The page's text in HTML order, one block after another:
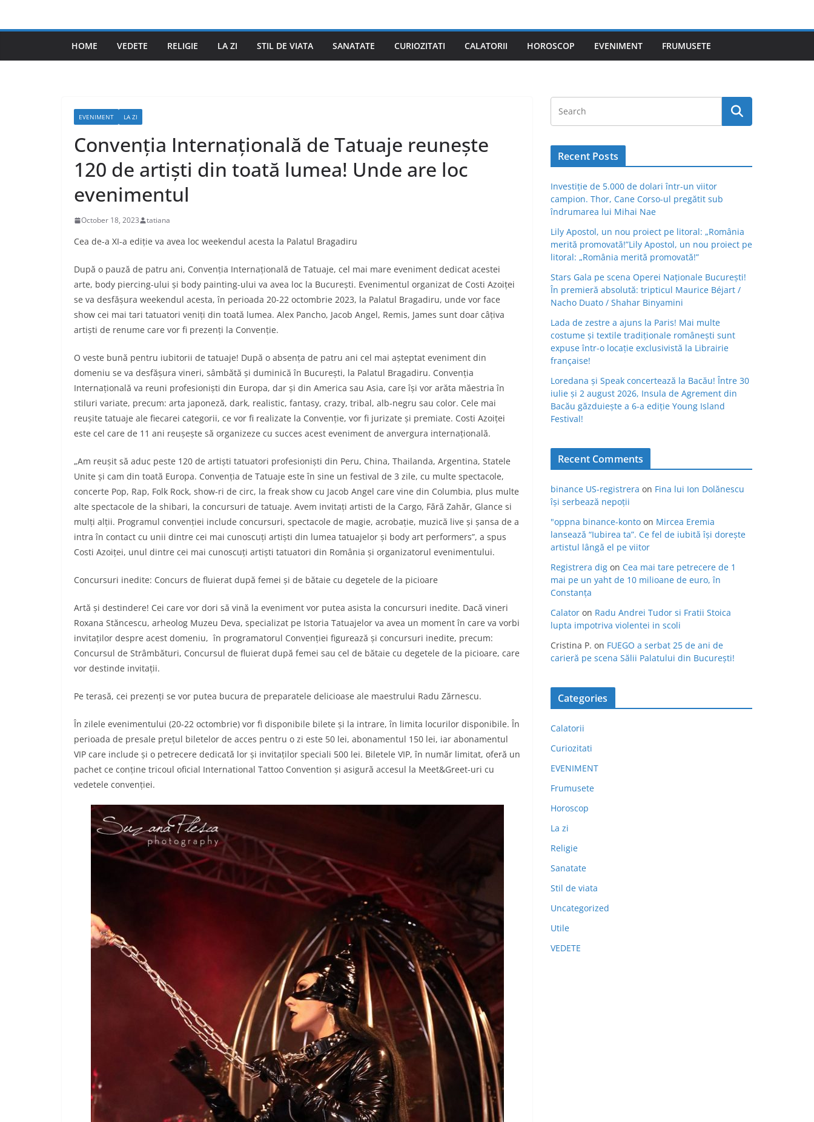
HOME VEDETE RELIGIE LA ZI STIL DE VIATA SANATATE CURIOZITATI CALATORII HOROSCOP EVENIMENT FRUMUSETE
EVENIMENT LA ZI
Convenția Internațională de Tatuaje reunește
120 de artiști din toată lumea! Unde are loc
evenimentul
October 18, 2023 tatiana
Cea de-a XI-a ediție va avea loc weekendul acesta la Palatul Bragadiru
După o pauză de patru ani, Convenția Internațională de Tatuaje, cel mai mare eveniment dedicat acestei
arte, body piercing-ului și body painting-ului va avea loc la București. Evenimentul organizat de Costi Azoiței
se va desfășura weekendul acesta, în perioada 20-22 octombrie 2023, la Palatul Bragadiru, unde vor face
show cei mai tari tatuatori veniți din toată lumea. Alex Pancho, Jacob Angel, Remis, James sunt doar câțiva
artiști de renume care vor fi prezenți la Convenție.
O veste bună pentru iubitorii de tatuaje! După o absența de patru ani cel mai așteptat eveniment din
domeniu se va desfășura vineri, sâmbătă și duminică în București, la Palatul Bragadiru. Convenția
Internațională va reuni profesioniști din Europa, dar și din America sau Asia, care își vor arăta măestria în
stiluri variate, precum: arta japoneză, dark, realistic, fantasy, crazy, tribal, alb-negru sau color. Cele mai
reușite tatuaje ale fiecarei categorii, ce vor fi realizate la Convenție, vor fi jurizate și premiate. Costi Azoiței
este cel care de 11 ani reușește să organizeze cu succes acest eveniment de anvergura internațională.
„Am reușit să aduc peste 120 de artiști tatuatori profesioniști din Peru, China, Thailanda, Argentina, Statele
Unite și cam din toată Europa. Convenția de Tatuaje este în sine un festival de 3 zile, cu multe spectacole,
concerte Pop, Rap, Folk Rock, show-ri de circ, la freak show cu Jacob Angel care vine din Columbia, plus multe
alte spectacole de la shibari, la concursuri de tatuaje. Avem invitați artisti de la Cargo, Fără Zahăr, Glance si
mulți alții. Programul convenției include concursuri, spectacole de magie, acrobație, muzică live și șansa de a
intra în contact cu unii dintre cei mai cunoscuți artiști din lumea tatuajelor și body art performers”, a spus
Costi Azoiței, unul dintre cei mai cunoscuți artiști tatuatori din România și organizatorul evenimentului.
Concursuri inedite: Concurs de fluierat după femei și de bătaie cu degetele de la picioare
Artă și destindere! Cei care vor dori să vină la eveniment vor putea asista la concursuri inedite. Dacă vineri
Roxana Stăncescu, arheolog Muzeu Deva, specializat pe Istoria Tatuajelor va avea un moment în care va vorbi
invitaților despre acest domeniu, în programatorul Convenției figurează și concursuri inedite, precum:
Concursul de Strâmbături, Concursul de fluierat după femei sau cel de bătaie cu degetele de la picioare, care
vor destinde invitații.
Pe terasă, cei prezenți se vor putea bucura de preparatele delicioase ale maestrului Radu Zărnescu.
În zilele evenimentului (20-22 octombrie) vor fi disponibile bilete și la intrare, în limita locurilor disponibile. În
perioada de presale prețul biletelor de acces pentru o zi este 50 lei, abonamentul 150 lei, iar abonamentul
VIP care include și o petrecere dedicată lor și invitaților speciali 500 lei. Biletele VIP, în număr limitat, oferă un
pachet ce conține tricoul oficial International Tattoo Convention și asigură accesul la Meet&Greet-uri cu
vedetele convenției.
Recent Posts
Investiție de 5.000 de dolari într-un viitor
campion. Thor, Cane Corso-ul pregătit sub
îndrumarea lui Mihai Nae
Lily Apostol, un nou proiect pe litoral: „România
merită promovată!”Lily Apostol, un nou proiect pe
litoral: „România merită promovată!”
Stars Gala pe scena Operei Naționale București!
În premieră absolută: tripticul Maurice Béjart /
Nacho Duato / Shahar Binyamini
Lada de zestre a ajuns la Paris! Mai multe
costume și textile tradiționale românești sunt
expuse într-o locație exclusivistă la Librairie
française!
Loredana și Speak concertează la Bacău! Între 30
iulie și 2 august 2026, Insula de Agrement din
Bacău găzduiește a 6-a ediție Young Island
Festival!
Recent Comments
binance US-registrera on Fina lui Ion Dolănescu
își serbează nepoții
"oppna binance-konto on Mircea Eremia
lansează “Iubirea ta”. Ce fel de iubită își dorește
artistul lângă el pe viitor
Registrera dig on Cea mai tare petrecere de 1
mai pe un yaht de 10 milioane de euro, în
Constanța
Calator on Radu Andrei Tudor si Fratii Stoica
lupta impotriva violentei in scoli
Cristina P. on FUEGO a serbat 25 de ani de
carieră pe scena Sălii Palatului din București!
Categories
Calatorii
Curiozitati
EVENIMENT
Frumusete
Horoscop
La zi
Religie
Sanatate
Stil de viata
Uncategorized
Utile
VEDETE